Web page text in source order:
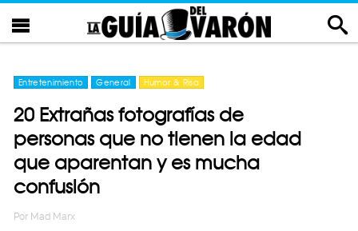
Entretenimiento General Humor & Risa
20 Extrañas fotografías de
personas que no tienen la edad
que aparentan y es mucha
confusión
Por Mad Marx